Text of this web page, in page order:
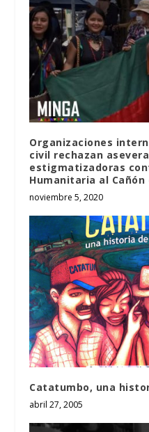
Organizaciones
civil rechazan
estigmatizadoras
Humanitaria al
noviembre 5, 2020
Catatumbo, una
abril 27, 2005